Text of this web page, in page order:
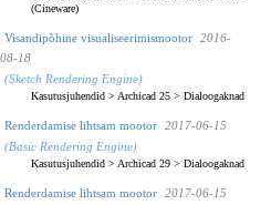
(Cineware)
Visandipõhine visualiseerimismootor
2016-
08-18
(Sketch Rendering Engine)
Kasutusjuhendid > Archicad 25 > Dialoogaknad
Renderdamise lihtsam mootor
2017-06-15
(Basic Rendering Engine)
Kasutusjuhendid > Archicad 29 > Dialoogaknad
Renderdamise lihtsam mootor
2017-06-15